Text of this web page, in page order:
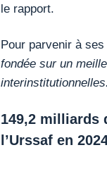
le rapport.
Pour parvenir à
fondée sur un
interinstitutionnelles.
149,2 milliards
l’Urssaf en